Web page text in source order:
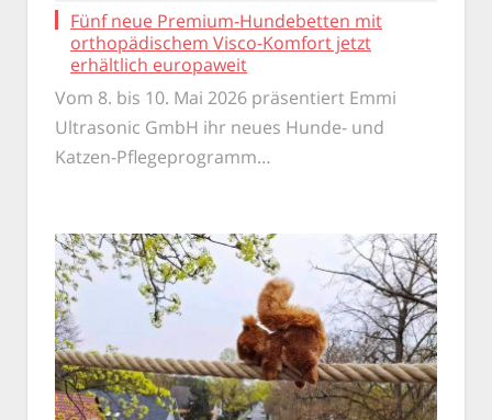
Fünf neue Premium-Hundebetten mit
orthopädischem Visco-Komfort jetzt
erhältlich europaweit
Vom 8. bis 10. Mai 2026 präsentiert Emmi
Ultrasonic GmbH ihr neues Hunde- und
Katzen-Pflegeprogramm…